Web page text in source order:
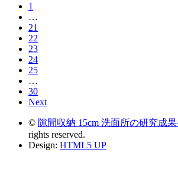
1
…
21
22
23
24
25
…
30
Next
© 隙間収納 15cm 洗面所の研究成
rights reserved.
Design: HTML5 UP